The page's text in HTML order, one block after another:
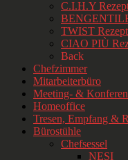
C.I.H.Y
TWIST
CIAO PIÙ
Back
Chefzimmer
Mitarbeiterbüro
Meeting- &
Homeoffice
Tresen, Empfang &
Bürostühle
Chefsessel
NESI